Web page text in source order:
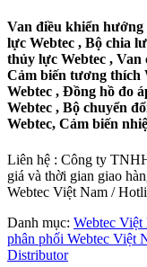
Van điều khiển hướng
lực Webtec , Bộ chia
thủy lực Webtec , Van
Cảm biến tương thích
Webtec , Đồng hồ đo
Webtec , Bộ chuyển
Webtec, Cảm biến
Liên hệ : Công ty
giá và thời gian giao
Webtec Việt Nam /
Danh mục: Webtec Việt
phân phối Webtec Việt
Distributor